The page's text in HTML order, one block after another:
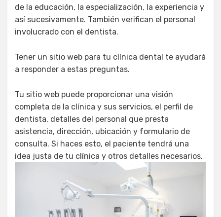
de la educación, la especialización, la experiencia y
así sucesivamente. También verifican el personal
involucrado con el dentista.
Tener un sitio web para tu clínica dental te ayudará
a responder a estas preguntas.
Tu sitio web puede proporcionar una visión
completa de la clínica y sus servicios, el perfil de
dentista, detalles del personal que presta
asistencia, dirección, ubicación y formulario de
consulta. Si haces esto, el paciente tendrá una
idea justa de tu clínica y otros detalles necesarios.